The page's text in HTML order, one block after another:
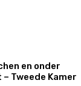
en onder
Tweede Kamer